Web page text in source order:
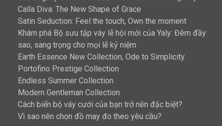
Calla Diva: The New Shape of Grace
Satin Seduction: Feel the touch, Own the moment
Khám phá Bộ sưu tập váy lễ hội mới của Yaly: Đêm đầy
sao, sang trọng cho mọi lễ kỷ niệm
Earth Essence New Collection, Ode to Simplicity
Portofino Prestige Collection
Endless Summer Collection
Modern Gentleman Collection
Cách biến bộ váy cưới của bạn trở nên đặc biệt?
Vì sao nên chọn đồ may đo theo yêu cầu?